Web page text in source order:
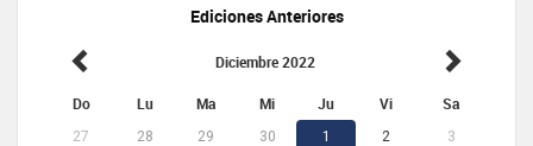
Ediciones Anteriores
Diciembre 2022
Do Lu Ma Mi Ju Vi Sa
27 28 29 30 1 2
3